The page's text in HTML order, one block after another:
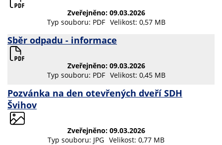
Zveřejněno: 09.03.2026
Typ souboru: PDF Velikost: 0,57 MB
Sběr odpadu - informace
Zveřejněno: 09.03.2026
Typ souboru: PDF Velikost: 0,45 MB
Pozvánka na den otevřených dveří SDH
Švihov
Zveřejněno: 09.03.2026
Typ souboru: JPG Velikost: 0,77 MB